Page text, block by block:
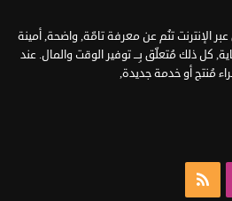
عبر الإنترنت تنُم عن معرفة تامّة, واضحة, أمينة
كل ذلك مُتعلّق بِـــ توفير الوقت والمال. عند
مُنتج أو خدمة جديدة,
انستقرام